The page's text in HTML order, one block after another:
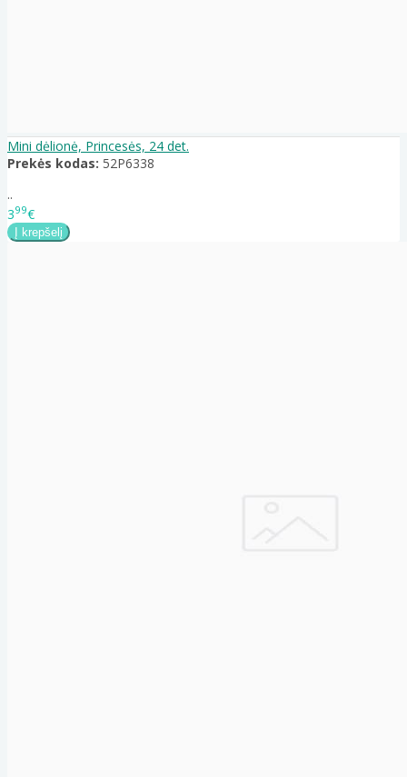
Mini dėlionė, Princesės, 24 det.
Prekės kodas: 52P6338
..
399€